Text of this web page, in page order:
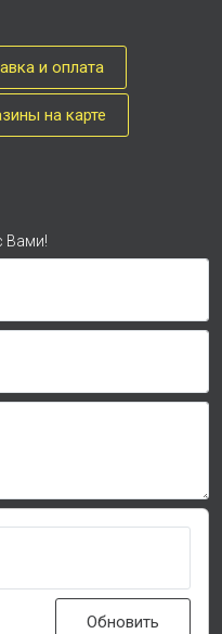
и оплата
на карте
Вами!
Обновить